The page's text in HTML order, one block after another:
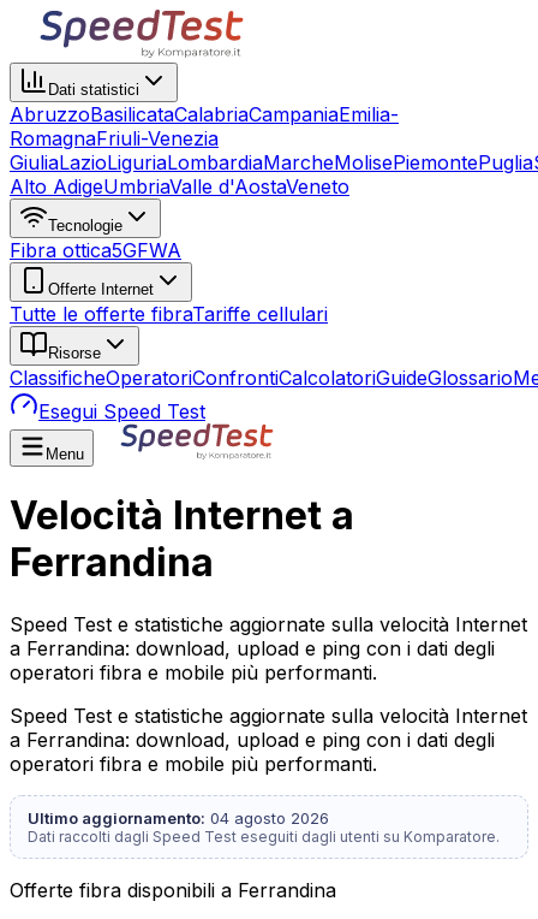
Dati statistici
AbruzzoBasilicataCalabriaCampaniaEmilia-
RomagnaFriuli-Venezia
GiuliaLazioLiguriaLombardiaMarcheMolisePiemontePuglia
Alto AdigeUmbriaValle d'AostaVeneto
Tecnologie
Fibra ottica5GFWA
Offerte Internet
Tutte le offerte fibraTariffe cellulari
Risorse
ClassificheOperatoriConfrontiCalcolatoriGuideGlossario
Esegui Speed Test
Menu
Velocità Internet a
Ferrandina
Speed Test e statistiche aggiornate sulla velocità Internet
a Ferrandina: download, upload e ping con i dati degli
operatori fibra e mobile più performanti.
Speed Test e statistiche aggiornate sulla velocità Internet
a Ferrandina: download, upload e ping con i dati degli
operatori fibra e mobile più performanti.
Ultimo aggiornamento: 04 agosto 2026
Dati raccolti dagli Speed Test eseguiti dagli utenti su Komparatore.
Offerte fibra disponibili a Ferrandina